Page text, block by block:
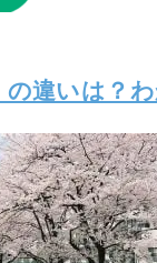
違いは？